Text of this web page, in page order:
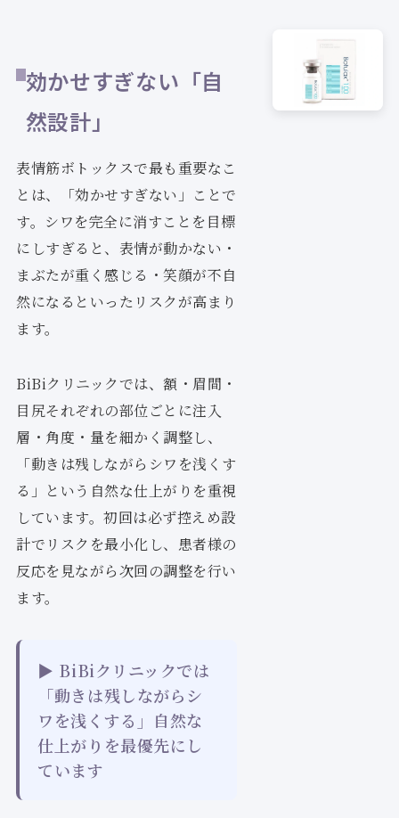
効かせすぎない「自
然設計」
表情筋ボトックスで最も重要なこ
とは、「効かせすぎない」ことで
す。シワを完全に消すことを目標
にしすぎると、表情が動かない・
まぶたが重く感じる・笑顔が不自
然になるといったリスクが高まり
ます。
BiBiクリニックでは、額・眉間・
目尻それぞれの部位ごとに注入
層・角度・量を細かく調整し、
「動きは残しながらシワを浅くす
る」という自然な仕上がりを重視
しています。初回は必ず控えめ設
計でリスクを最小化し、患者様の
反応を見ながら次回の調整を行い
ます。
▶ BiBiクリニックでは
「動きは残しながらシ
ワを浅くする」自然な
仕上がりを最優先にし
ています